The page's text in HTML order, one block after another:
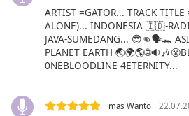
Color
ARTIST =GATOR... TRACK
ALONE)... INDONESIA 🇮🇩-
JAVA-SUMEDANG... 😎👊🗣🐊
PLANET EARTH
0NEBLOODLINE 4ETERNITY...
mas Wanto